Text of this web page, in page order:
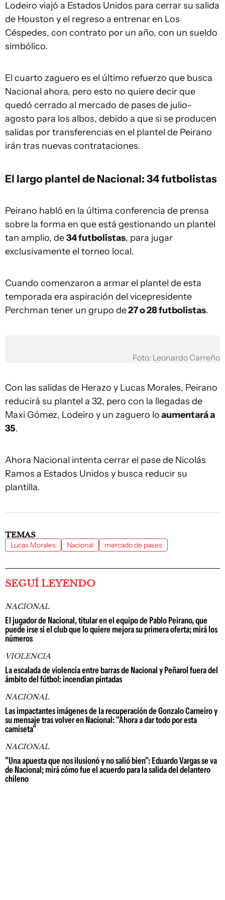
Lodeiro viajó a Estados Unidos para cerrar su salida
de Houston y el regreso a entrenar en Los
Céspedes, con contrato por un año, con un sueldo
simbólico.
El cuarto zaguero es el último refuerzo que busca
Nacional ahora, pero esto no quiere decir que
quedó cerrado al mercado de pases de julio-
agosto para los albos, debido a que si se producen
salidas por transferencias en el plantel de Peirano
irán tras nuevas contrataciones.
El largo plantel de Nacional: 34 futbolistas
Peirano habló en la última conferencia de prensa
sobre la forma en que está gestionando un plantel
tan amplio, de34 futbolistas, para jugar
exclusivamente el torneo local.
Cuando comenzaron a armar el plantel de esta
temporada era aspiración del vicepresidente
Perchman tener un grupo de27 o 28 futbolistas.
Foto: Leonardo Carreño
Con las salidas de Herazo y Lucas Morales, Peirano
reducirá su plantel a 32, pero con la llegadas de
Maxi Gómez, Lodeiro y un zaguero loaumentará a
35.
Ahora Nacional intenta cerrar el pase de Nicolás
Ramos a Estados Unidos y busca reducir su
plantilla.
TEMAS
Lucas Morales Nacional mercado de pases
SEGUÍ LEYENDO
NACIONAL
El jugador de Nacional, titular en el equipo de Pablo Peirano, que
puede irse si el club que lo quiere mejora su primera oferta; mirá los
números
VIOLENCIA
La escalada de violencia entre barras de Nacional y Peñarol fuera del
ámbito del fútbol: incendian pintadas
NACIONAL
Las impactantes imágenes de la recuperación de Gonzalo Carneiro y
su mensaje tras volver en Nacional: "Ahora a dar todo por esta
camiseta"
NACIONAL
"Una apuesta que nos ilusionó y no salió bien": Eduardo Vargas se va
de Nacional; mirá cómo fue el acuerdo para la salida del delantero
chileno